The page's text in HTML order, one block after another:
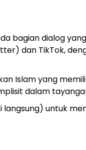
bagian dialog
dan TikTok,
Islam yang
dalam
untuk